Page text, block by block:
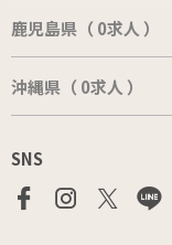
鹿児島県（ 0求人 ）
沖縄県（ 0求人 ）
SNS